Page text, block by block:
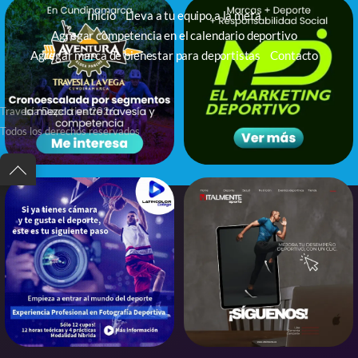
Inicio
Lleva a tu equipo a la meta
Agregar competencia en el calendario deportivo
Agregar marca de bienestar para deportistas
Contacto
Back
to
top
Travesía Deportiva 2026
Todos los derechos reservados